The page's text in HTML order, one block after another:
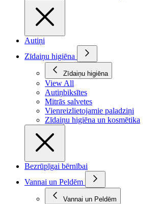
Autiņi
Zīdaiņu higiēna
Zīdaiņu higiēna
View All
Autiņbiksītes
Mitrās salvetes
Vienreizlietojamie paladziņi
Zīdaiņu higiēna un kosmētika
Bezrūpīgai bērnībai
Vannai un Peldēm
Vannai un Peldēm